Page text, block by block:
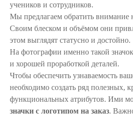
учеников и сотрудников.
Мы предлагаем обратить внимание
Своим блеском и объёмом они
этом выглядят статусно и достойно.
На фотографии именно такой
и хорошей проработкой деталей.
Чтобы обеспечить узнаваемость
необходимо создать ряд полезных,
функциональных атрибутов. Ими
значки с логотипом на заказ.